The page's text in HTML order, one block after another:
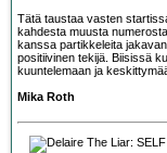
Tätä taustaa vasten
kahdesta muusta
kanssa partikkeleita
positiivinen tekijä. Biisissä
kuuntelemaan ja
Mika Roth